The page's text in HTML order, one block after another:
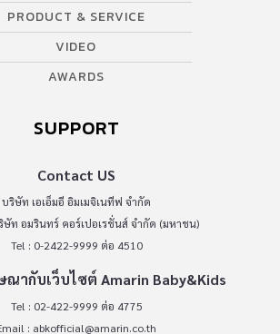
PRODUCT & SERVICE
VIDEO
AWARDS
SUPPORT
Contact US
บริษัท เอเอ็มอี อิมเมจิเนทีฟ จำกัด
ษัท อมรินทร์ คอร์เปอเรชั่นส์ จำกัด (มหาชน)
Tel : 0-2422-9999 ต่อ 4510
ณากับเว็บไซต์ Amarin Baby&Kids
Tel : 02-422-9999 ต่อ 4775
: abkofficial@amarin.co.th